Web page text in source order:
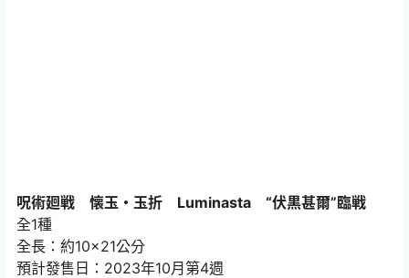
呪術廻戦 懐玉・玉折 Luminasta “伏黒甚爾”臨戦
全1種
全長：約10×21公分
預計發售日：2023年10月第4週